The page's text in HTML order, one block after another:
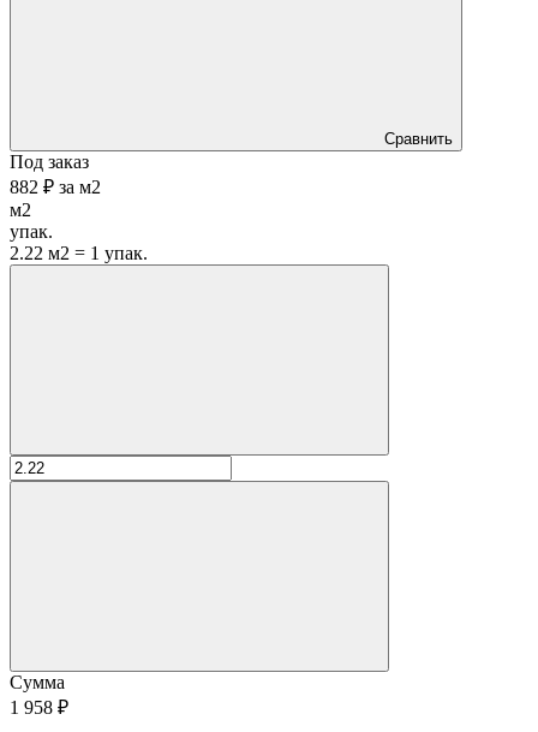
Сравнить
Под заказ
882 ₽ за м2
м2
упак.
2.22 м2 = 1 упак.
Сумма
1 958 ₽